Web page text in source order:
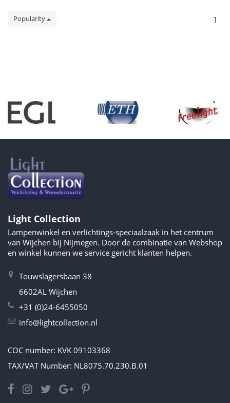
Popularity 1
Light Collection
Lampenwinkel en verlichtings-speciaalzaak in het centrum
van Wijchen bij Nijmegen. Door de combinatie van Webshop
en winkel kunnen we service gericht klanten helpen.
Touwslagersbaan 38
6602AL Wijchen
+31 (0)24-6455050
info@lightcollection.nl
COC number: KVK 09103368
TAX/VAT Number: NL8075.70.230.B.01